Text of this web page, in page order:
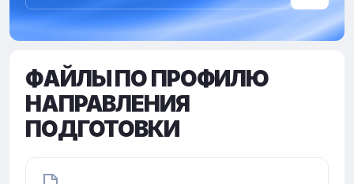
ФАЙЛЫ ПО ПРОФИЛЮ
НАПРАВЛЕНИЯ
ПОДГОТОВКИ